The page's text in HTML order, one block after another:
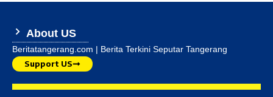
About US
Beritatangerang.com | Berita Terkini Seputar Tangerang
Support US